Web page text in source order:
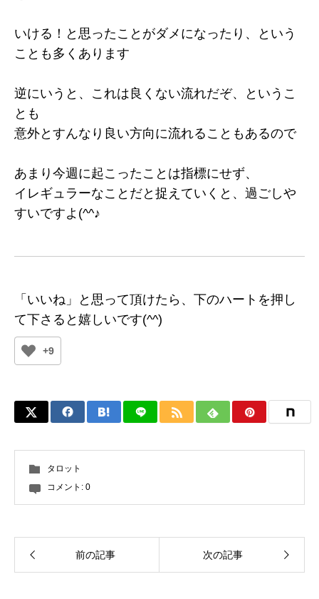
いける！と思ったことがダメになったり、という
ことも多くあります
逆にいうと、これは良くない流れだぞ、というこ
とも
意外とすんなり良い方向に流れることもあるので
あまり今週に起こったことは指標にせず、
イレギュラーなことだと捉えていくと、過ごしや
すいですよ(^^♪
「いいね」と思って頂けたら、下のハートを押し
て下さると嬉しいです(^^)
+9
タロット
コメント: 0
前の記事 次の記事